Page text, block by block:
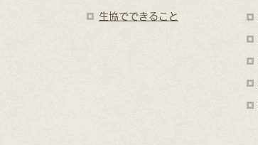
生協でできること